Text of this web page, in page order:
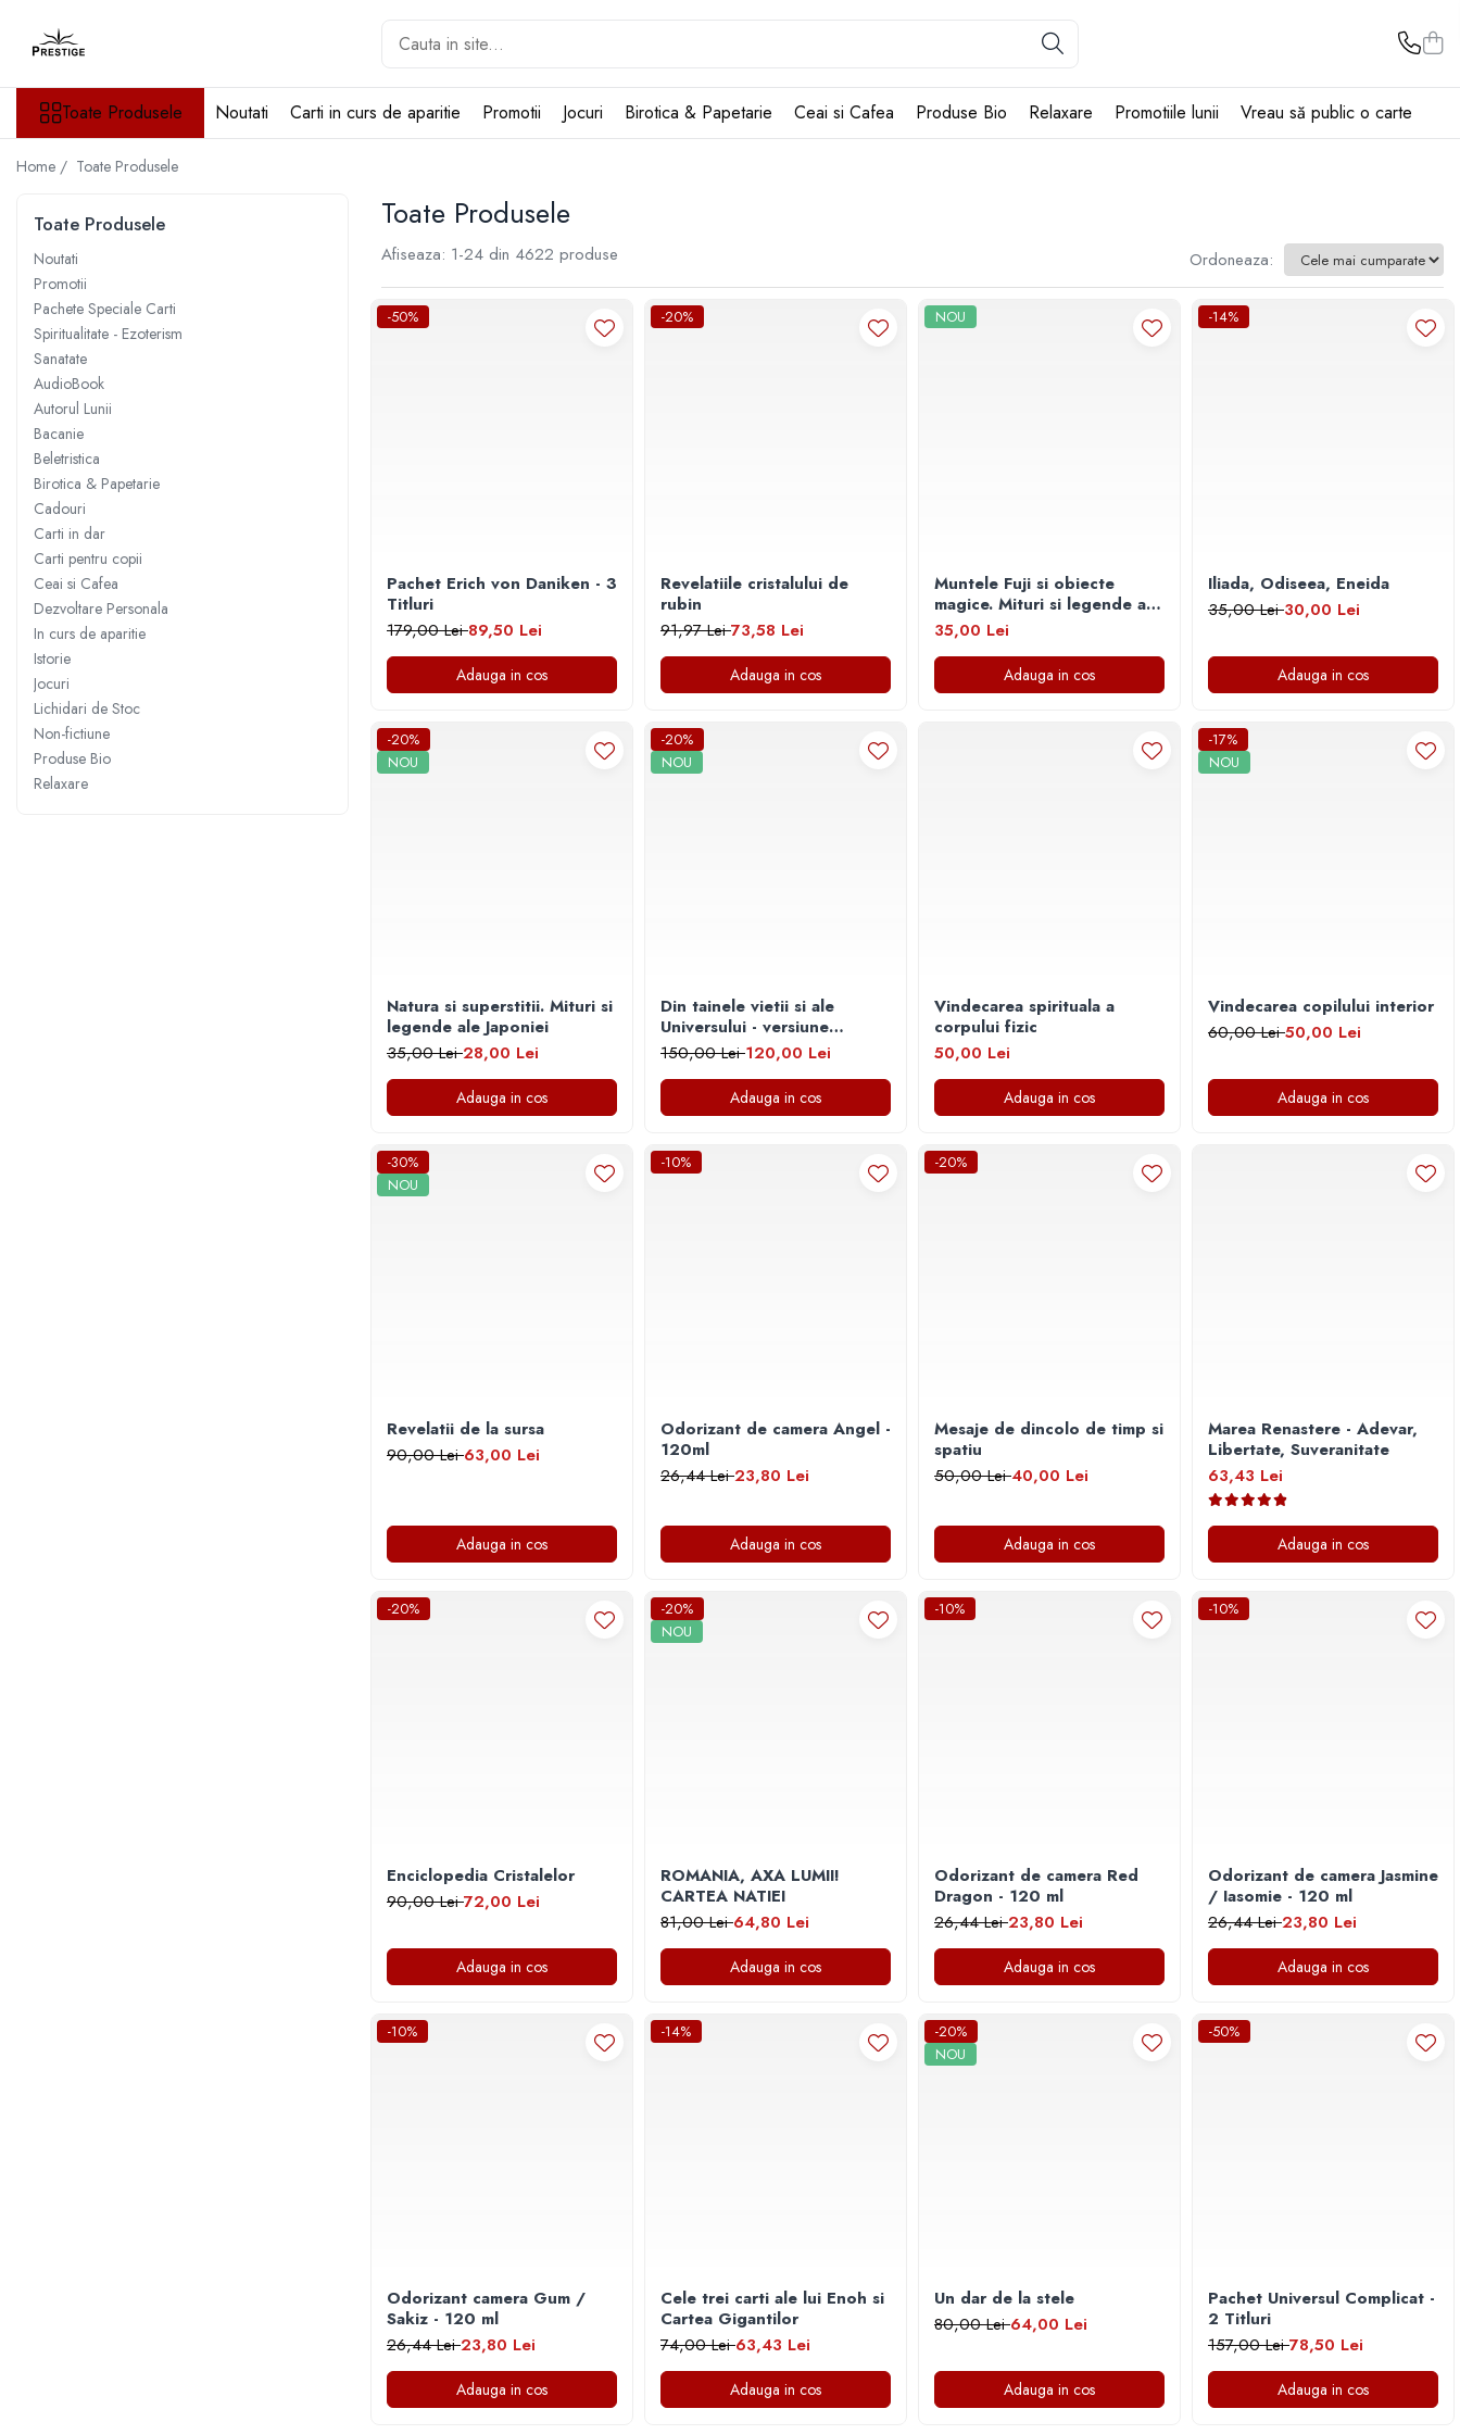
Noutati
Promotii
Pachete Speciale Carti
AngelConnection
Arte Divinatorii
Astrologie
Chiromantie
Dezvoltare Spirituala
KidConnection
Minte Corp
New Illuminati Files
Numerologie
Paranormal
Parapsihologie
Ramtha
Audiobook
ReConnect
Religie
Crestinism
ScienceConnection
SelfConnect
Toate Produsele Noutati Carti in curs de aparitie Promotii Jocuri Birotica & Papetarie Ceai si Cafea Produse Bio Relaxare Promotiile lunii Vreau să public o carte
Home / Toate Produsele
Toate Produsele
Toate Produsele
Noutati
Promotii
Pachete Speciale Carti
Spiritualitate - Ezoterism
Sanatate
AudioBook
Autorul Lunii
Bacanie
Beletristica
Birotica & Papetarie
Cadouri
Carti in dar
Carti pentru copii
Ceai si Cafea
Dezvoltare Personala
In curs de aparitie
Istorie
Jocuri
Lichidari de Stoc
Non-fictiune
Produse Bio
Relaxare
Afiseaza: 1-24 din 4622 produse Ordoneaza:
-50%
Pachet Erich von Daniken - 3
Titluri
179,00 Lei89,50 Lei
Adauga in cos
-20%
Revelatiile cristalului de
rubin
91,97 Lei73,58 Lei
Adauga in cos
NOU
Muntele Fuji si obiecte
magice. Mituri si legende ale
Japoniei
35,00 Lei
Adauga in cos
-14%
Iliada, Odiseea, Eneida
35,00 Lei30,00 Lei
Adauga in cos
-20%
NOU
Natura si superstitii. Mituri si
legende ale Japoniei
35,00 Lei28,00 Lei
Adauga in cos
-20%
NOU
Din tainele vietii si ale
Universului - versiune
originala din 1939. Volumele
I-III. Cutie de colectie -
Scarlat Demetrescu
150,00 Lei120,00 Lei
Adauga in cos
Vindecarea spirituala a
corpului fizic
50,00 Lei
Adauga in cos
-17%
NOU
Vindecarea copilului interior
60,00 Lei50,00 Lei
Adauga in cos
-30%
NOU
Revelatii de la sursa
90,00 Lei63,00 Lei
Adauga in cos
-10%
Odorizant de camera Angel -
120ml
26,44 Lei23,80 Lei
Adauga in cos
-20%
Mesaje de dincolo de timp si
spatiu
50,00 Lei40,00 Lei
Adauga in cos
Marea Renastere - Adevar,
Libertate, Suveranitate
63,43 Lei
Adauga in cos
-20%
Enciclopedia Cristalelor
90,00 Lei72,00 Lei
Adauga in cos
-20%
NOU
ROMANIA, AXA LUMII!
CARTEA NATIEI
81,00 Lei64,80 Lei
Adauga in cos
-10%
Odorizant de camera Red
Dragon - 120 ml
26,44 Lei23,80 Lei
Adauga in cos
-10%
Odorizant de camera Jasmine
/ Iasomie - 120 ml
26,44 Lei23,80 Lei
Adauga in cos
-10%
Odorizant camera Gum /
Sakiz - 120 ml
26,44 Lei23,80 Lei
Adauga in cos
-14%
Cele trei carti ale lui Enoh si
Cartea Gigantilor
74,00 Lei63,43 Lei
Adauga in cos
-20%
NOU
Un dar de la stele
80,00 Lei64,00 Lei
Adauga in cos
-50%
Pachet Universul Complicat -
2 Titluri
157,00 Lei78,50 Lei
Adauga in cos